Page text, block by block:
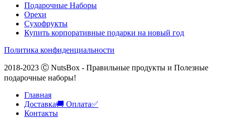
Подарочные Наборы
Орехи
Сухофрукты
Купить корпоративные подарки на новый год
Политика конфиденциальности
2018-2023 Ⓒ NutsBox - Правильные продукты и Полезные
подарочные наборы!
Главная
Доставка🚚 Оплата✅
Контакты